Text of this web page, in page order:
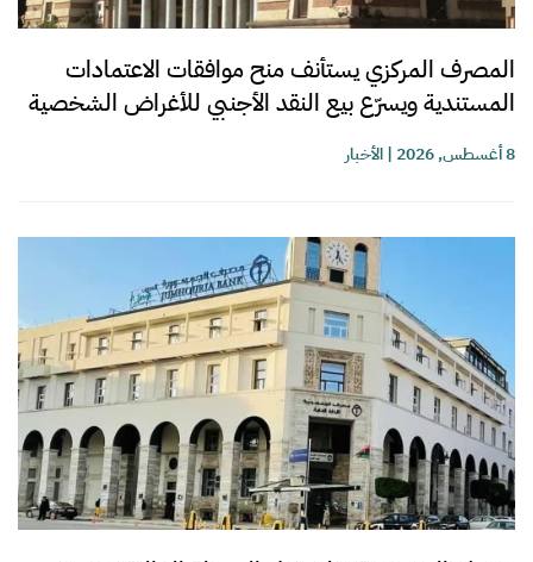
المصرف المركزي يستأنف منح موافقات الاعتمادات
المستندية ويسرّع بيع النقد الأجنبي للأغراض الشخصية
8 أغسطس, 2026 |الأخبار